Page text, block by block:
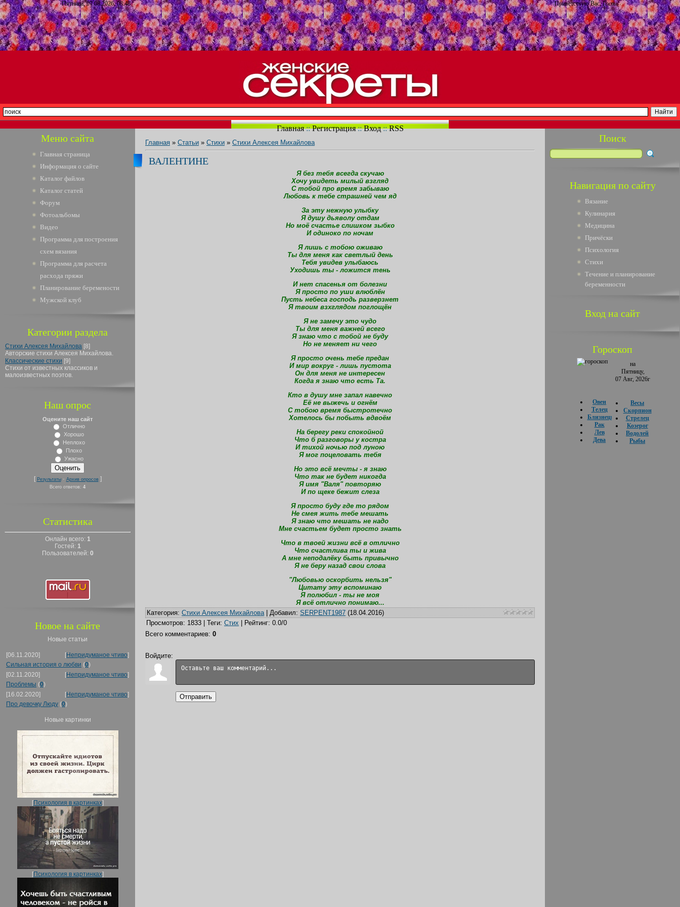
Пятница, 07.08.2026, 08:48 Приветствую Вас,Гость
Главная::Регистрация::Вход::RSS
Меню сайта
Главная страница
Информация о сайте
Каталог файлов
Каталог статей
Форум
Фотоальбомы
Видео
Программа для построения
схем вязания
Программа для расчета
расхода пряжи
Планирование беремености
Мужской клуб
Категории раздела
Стихи Алексея Михайлова [8]
Авторские стихи Алексея Михайлова.
Классические стихи [9]
Стихи от известных классиков и
малоизвестных поэтов.
Наш опрос
Оцените наш сайт
Отлично
Хорошо
Неплохо
Плохо
Ужасно
[ Результаты· Архив опросов]
Всего ответов: 4
Статистика
Онлайн всего: 1
Гостей: 1
Пользователей: 0
Новое на сайте
Новые статьи
[06.11.2020] [Непридуманое чтиво]
Сильная история о любви (0)
[02.11.2020]
[Непридуманое чтиво]
Проблемы (0)
[16.02.2020]
[Непридуманое чтиво]
Про девочку Люду (0)
Новые картинки
[Психология в картинках]
[Психология в картинках]
Главная » Статьи » Стихи » Стихи Алексея Михайлова
ВАЛЕНТИНЕ
Я без тебя всегда скучаю
Хочу увидеть милый взгляд
С тобой про время забываю
Любовь к тебе страшней чем яд
За эту нежную улыбку
Я душу дьяволу отдам
Но моё счастье слишком зыбко
И одиноко по ночам
Я лишь с тобою оживаю
Ты для меня как светлый день
Тебя увидев улыбаюсь
Уходишь ты - ложится тень
И нет спасенья от болезни
Я просто по уши влюблён
Пусть небеса господь разверзнет
Я твоим взхглядом поглощён
Я не замечу это чудо
Ты для меня важней всего
Я знаю что с тобой не буду
Но не меняет ни чего
Я просто очень тебе предан
И мир вокруг - лишь пустота
Он для меня не интересен
Когда я знаю что есть Та.
Кто в душу мне запал навечно
Её не выжечь и огнём
С тобою время быстротечно
Хотелось бы побыть вдвоём
На берегу реки спокойной
Что б разговоры у костра
И тихой ночью под луною
Я мог поцеловать тебя
Но это всё мечты - я знаю
Что так не будет никогда
Я имя "Валя" повторяю
И по щеке бежит слеза
Я просто буду где то рядом
Не смея жить тебе мешать
Я знаю что мешать не надо
Мне счастьем будет просто знать
Что в твоей жизни всё в отлично
Что счастлива ты и жива
А мне неподалёку быть привычно
Я не беру назад свои слова
"Любовью оскорбить нельзя"
Цитату эту вспоминаю
Я полюбил - ты не моя
Я всё отлично понимаю...
Категория: Стихи Алексея Михайлова| Добавил: SERPENT1987 (18.04.2016)
Просмотров: 1833 Теги: Стих Рейтинг: 0.0/0
Всего комментариев: 0
Войдите:
Отправить
Поиск
Навигация по сайту
Вязание
Кулинария
Медицина
Причёски
Психология
Стихи
Течение и планирование
беременности
Вход на сайт
Гороскоп
на
Пятницу,
07 Авг, 2026г
Овен
Телец
Близнецы
Рак
Лев
Дева
Весы
Скорпион
Стрелец
Козерог
Водолей
Рыбы